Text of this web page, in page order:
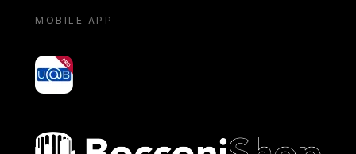
MOBILE APP
yoU@B
Bocconi shop